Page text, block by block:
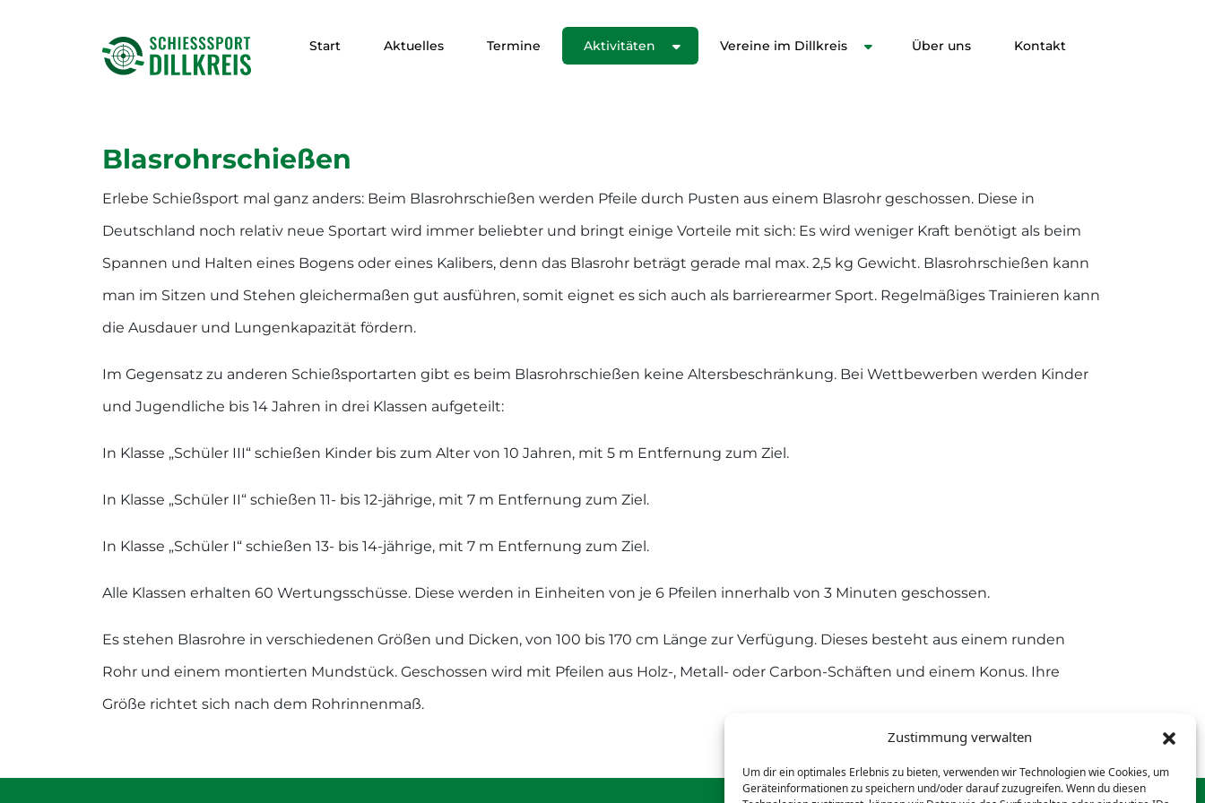
Zustimmung verwalten
Um dir ein optimales Erlebnis zu bieten, verwenden wir Technologien wie Cookies, um
Geräteinformationen zu speichern und/oder darauf zuzugreifen. Wenn du diesen
Start Aktuelles Termine Aktivitäten Vereine im Dillkreis Über uns Kontakt
Blasrohrschießen
Erlebe Schießsport mal ganz anders: Beim Blasrohrschießen werden Pfeile durch Pusten aus einem Blasrohr geschossen. Diese in
Deutschland noch relativ neue Sportart wird immer beliebter und bringt einige Vorteile mit sich: Es wird weniger Kraft benötigt als beim
Spannen und Halten eines Bogens oder eines Kalibers, denn das Blasrohr beträgt gerade mal max. 2,5 kg Gewicht. Blasrohrschießen kann
man im Sitzen und Stehen gleichermaßen gut ausführen, somit eignet es sich auch als barrierearmer Sport. Regelmäßiges Trainieren kann
die Ausdauer und Lungenkapazität fördern.
Im Gegensatz zu anderen Schießsportarten gibt es beim Blasrohrschießen keine Altersbeschränkung. Bei Wettbewerben werden Kinder
und Jugendliche bis 14 Jahren in drei Klassen aufgeteilt:
In Klasse „Schüler III“ schießen Kinder bis zum Alter von 10 Jahren, mit 5 m Entfernung zum Ziel.
In Klasse „Schüler II“ schießen 11- bis 12-jährige, mit 7 m Entfernung zum Ziel.
In Klasse „Schüler I“ schießen 13- bis 14-jährige, mit 7 m Entfernung zum Ziel.
Alle Klassen erhalten 60 Wertungsschüsse. Diese werden in Einheiten von je 6 Pfeilen innerhalb von 3 Minuten geschossen.
Es stehen Blasrohre in verschiedenen Größen und Dicken, von 100 bis 170 cm Länge zur Verfügung. Dieses besteht aus einem runden
Rohr und einem montierten Mundstück. Geschossen wird mit Pfeilen aus Holz-, Metall- oder Carbon-Schäften und einem Konus. Ihre
Größe richtet sich nach dem Rohrinnenmaß.